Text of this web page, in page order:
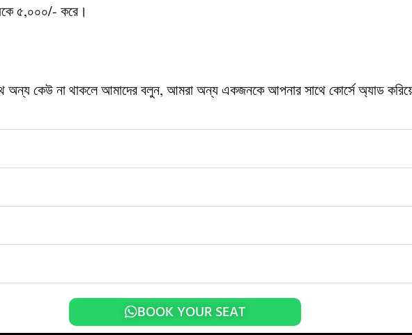
৫,০০০/- করে।
কেউ না থাকলে আমাদের বলুন, আমরা অন্য একজনকে আপনার সাথে কোর্সে অ্যাড
BOOK YOUR SEAT